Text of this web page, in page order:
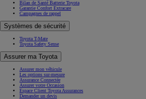
Bilan de Santé Batterie Toyota
Garantie Confort Extracare
Campagnes de rappel
Systèmes de sécurité
Toyota T-Mate
Toyota Safety Sense
Assurer ma Toyota
Assurer mon véhicule
Les options sur-mesure
Assurance Connectée
Assurer votre Occasion
Espace Client Toyota Assurances
Demander un devis